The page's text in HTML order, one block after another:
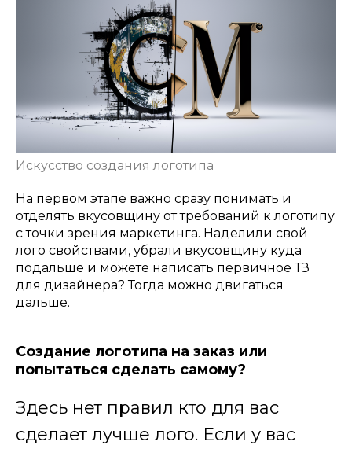
Искусство создания логотипа
На первом этапе важно сразу понимать и
отделять вкусовщину от требований к логотипу
с точки зрения маркетинга. Наделили свой
лого свойствами, убрали вкусовщину куда
подальше и можете написать первичное ТЗ
для дизайнера? Тогда можно двигаться
дальше.
Создание логотипа на заказ или
попытаться сделать самому?
Здесь нет правил кто для вас
сделает лучше лого. Если у вас